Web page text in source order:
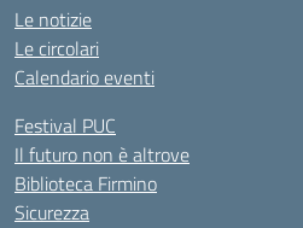
Le notizie
Le circolari
Calendario eventi
Festival PUC
Il futuro non è altrove
Biblioteca Firmino
Sicurezza